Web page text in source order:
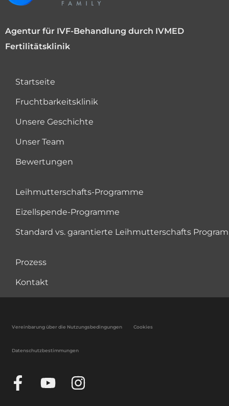
Agentur für IVF-Behandlung durch IVMED
Fertilitätsklinik
Startseite
Fruchtbarkeitsklinik
Unsere Geschichte
Unser Team
Bewertungen
Leihmutterschafts-Programme
Eizellspende-Programme
Standard vs. garantierte Leihmutterschafts
Prozess
Kontakt
Vereinbarung über die Nutzungsbedingungen Cookies
Datenschutzbestimmungen